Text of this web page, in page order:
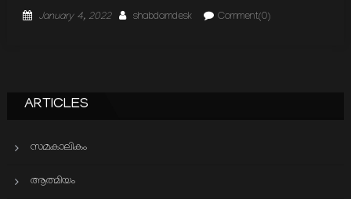
Posted
January 4, 2022 Author
shabdamdesk Comment(0)
ARTICLES
സമകാലികം
ആത്മിയം